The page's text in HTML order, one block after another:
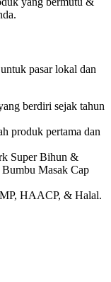
pasar lokal dan
berdiri sejak tahun
produk pertama dan
Super Bihun &
Bumbu Masak Cap
HAACP, & Halal.